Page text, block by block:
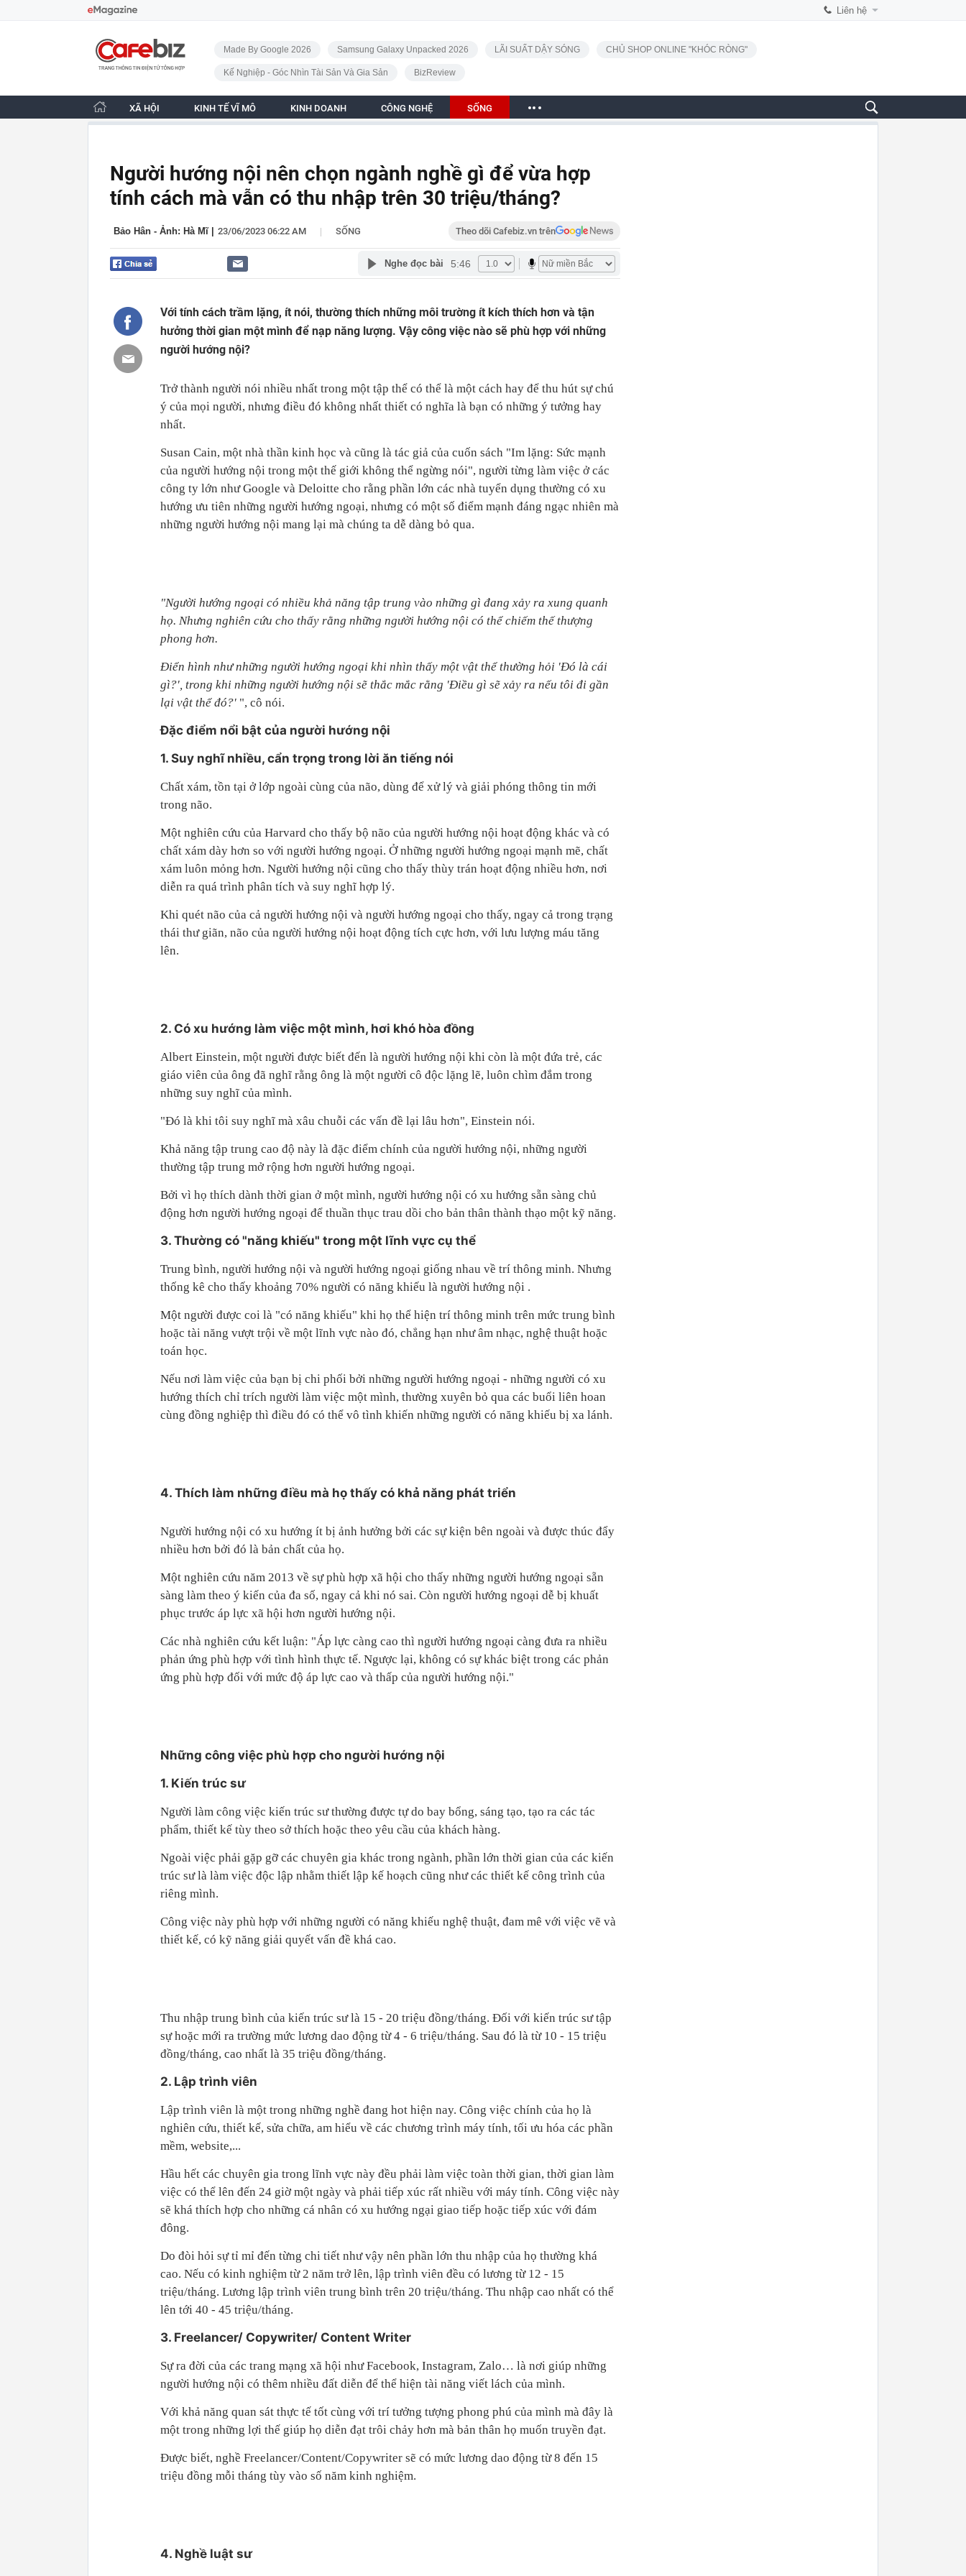
Liên hệ
CafeBiz - Trang chủ
Made By Google 2026 Samsung Galaxy Unpacked 2026 LÃI SUẤT DẬY SÓNG CHỦ SHOP ONLINE "KHÓC RÒNG"
Kế Nghiệp - Góc Nhìn Tài Sản Và Gia Sản BizReview
XÃ HỘI KINH TẾ VĨ MÔ KINH DOANH CÔNG NGHỆ SỐNG
Người hướng nội nên chọn ngành nghề gì để vừa hợp
tính cách mà vẫn có thu nhập trên 30 triệu/tháng?
Bảo Hân - Ảnh: Hà Mĩ| 23/06/2023 06:22 AM | SỐNG Theo dõi Cafebiz.vn trên
Nghe đọc bài 5:46
Với tính cách trầm lặng, ít nói, thường thích những môi trường ít kích thích hơn và tận
hưởng thời gian một mình để nạp năng lượng. Vậy công việc nào sẽ phù hợp với những
người hướng nội?
Trở thành người nói nhiều nhất trong một tập thể có thể là một cách hay để thu hút sự chú
ý của mọi người, nhưng điều đó không nhất thiết có nghĩa là bạn có những ý tưởng hay
nhất.
Susan Cain, một nhà thần kinh học và cũng là tác giả của cuốn sách "Im lặng: Sức mạnh
của người hướng nội trong một thế giới không thể ngừng nói", người từng làm việc ở các
công ty lớn như Google và Deloitte cho rằng phần lớn các nhà tuyển dụng thường có xu
hướng ưu tiên những người hướng ngoại, nhưng có một số điểm mạnh đáng ngạc nhiên mà
những người hướng nội mang lại mà chúng ta dễ dàng bỏ qua.
"Người hướng ngoại có nhiều khả năng tập trung vào những gì đang xảy ra xung quanh
họ. Nhưng nghiên cứu cho thấy rằng những người hướng nội có thể chiếm thế thượng
phong hơn.
Điển hình như những người hướng ngoại khi nhìn thấy một vật thể thường hỏi 'Đó là cái
gì?', trong khi những người hướng nội sẽ thắc mắc rằng 'Điều gì sẽ xảy ra nếu tôi đi gần
lại vật thể đó?' ", cô nói.
Đặc điểm nổi bật của người hướng nội
1. Suy nghĩ nhiều, cẩn trọng trong lời ăn tiếng nói
Chất xám, tồn tại ở lớp ngoài cùng của não, dùng để xử lý và giải phóng thông tin mới
trong não.
Một nghiên cứu của Harvard cho thấy bộ não của người hướng nội hoạt động khác và có
chất xám dày hơn so với người hướng ngoại. Ở những người hướng ngoại mạnh mẽ, chất
xám luôn mỏng hơn. Người hướng nội cũng cho thấy thùy trán hoạt động nhiều hơn, nơi
diễn ra quá trình phân tích và suy nghĩ hợp lý.
Khi quét não của cả người hướng nội và người hướng ngoại cho thấy, ngay cả trong trạng
thái thư giãn, não của người hướng nội hoạt động tích cực hơn, với lưu lượng máu tăng
lên.
2. Có xu hướng làm việc một mình, hơi khó hòa đồng
Albert Einstein, một người được biết đến là người hướng nội khi còn là một đứa trẻ, các
giáo viên của ông đã nghĩ rằng ông là một người cô độc lặng lẽ, luôn chìm đắm trong
những suy nghĩ của mình.
"Đó là khi tôi suy nghĩ mà xâu chuỗi các vấn đề lại lâu hơn", Einstein nói.
Khả năng tập trung cao độ này là đặc điểm chính của người hướng nội, những người
thường tập trung mở rộng hơn người hướng ngoại.
Bởi vì họ thích dành thời gian ở một mình, người hướng nội có xu hướng sẵn sàng chủ
động hơn người hướng ngoại để thuần thục trau dồi cho bản thân thành thạo một kỹ năng.
3. Thường có "năng khiếu" trong một lĩnh vực cụ thể
Trung bình, người hướng nội và người hướng ngoại giống nhau về trí thông minh. Nhưng
thống kê cho thấy khoảng 70% người có năng khiếu là người hướng nội .
Một người được coi là "có năng khiếu" khi họ thể hiện trí thông minh trên mức trung bình
hoặc tài năng vượt trội về một lĩnh vực nào đó, chẳng hạn như âm nhạc, nghệ thuật hoặc
toán học.
Nếu nơi làm việc của bạn bị chi phối bởi những người hướng ngoại - những người có xu
hướng thích chỉ trích người làm việc một mình, thường xuyên bỏ qua các buổi liên hoan
cùng đồng nghiệp thì điều đó có thể vô tình khiến những người có năng khiếu bị xa lánh.
4. Thích làm những điều mà họ thấy có khả năng phát triển
Người hướng nội có xu hướng ít bị ảnh hưởng bởi các sự kiện bên ngoài và được thúc đẩy
nhiều hơn bởi đó là bản chất của họ.
Một nghiên cứu năm 2013 về sự phù hợp xã hội cho thấy những người hướng ngoại sẵn
sàng làm theo ý kiến ​​của đa số, ngay cả khi nó sai. Còn người hướng ngoại dễ bị khuất
phục trước áp lực xã hội hơn người hướng nội.
Các nhà nghiên cứu kết luận: "Áp lực càng cao thì người hướng ngoại càng đưa ra nhiều
phản ứng phù hợp với tình hình thực tế. Ngược lại, không có sự khác biệt trong các phản
ứng phù hợp đối với mức độ áp lực cao và thấp của người hướng nội."
Những công việc phù hợp cho người hướng nội
1. Kiến trúc sư
Người làm công việc kiến trúc sư thường được tự do bay bổng, sáng tạo, tạo ra các tác
phẩm, thiết kế tùy theo sở thích hoặc theo yêu cầu của khách hàng.
Ngoài việc phải gặp gỡ các chuyên gia khác trong ngành, phần lớn thời gian của các kiến
trúc sư là làm việc độc lập nhằm thiết lập kế hoạch cũng như các thiết kế công trình của
riêng mình.
Công việc này phù hợp với những người có năng khiếu nghệ thuật, đam mê với việc vẽ và
thiết kế, có kỹ năng giải quyết vấn đề khá cao.
Thu nhập trung bình của kiến trúc sư là 15 - 20 triệu đồng/tháng. Đối với kiến trúc sư tập
sự hoặc mới ra trường mức lương dao động từ 4 - 6 triệu/tháng. Sau đó là từ 10 - 15 triệu
đồng/tháng, cao nhất là 35 triệu đồng/tháng.
2. Lập trình viên
Lập trình viên là một trong những nghề đang hot hiện nay. Công việc chính của họ là
nghiên cứu, thiết kế, sửa chữa, am hiểu về các chương trình máy tính, tối ưu hóa các phần
mềm, website,...
Hầu hết các chuyên gia trong lĩnh vực này đều phải làm việc toàn thời gian, thời gian làm
việc có thể lên đến 24 giờ một ngày và phải tiếp xúc rất nhiều với máy tính. Công việc này
sẽ khá thích hợp cho những cá nhân có xu hướng ngại giao tiếp hoặc tiếp xúc với đám
đông.
Do đòi hỏi sự tỉ mỉ đến từng chi tiết như vậy nên phần lớn thu nhập của họ thường khá
cao. Nếu có kinh nghiệm từ 2 năm trở lên, lập trình viên đều có lương từ 12 - 15
triệu/tháng. Lương lập trình viên trung bình trên 20 triệu/tháng. Thu nhập cao nhất có thể
lên tới 40 - 45 triệu/tháng.
3. Freelancer/ Copywriter/ Content Writer
Sự ra đời của các trang mạng xã hội như Facebook, Instagram, Zalo… là nơi giúp những
người hướng nội có thêm nhiều đất diễn để thể hiện tài năng viết lách của mình.
Với khả năng quan sát thực tế tốt cùng với trí tưởng tượng phong phú của mình mà đây là
một trong những lợi thế giúp họ diễn đạt trôi chảy hơn mà bản thân họ muốn truyền đạt.
Được biết, nghề Freelancer/Content/Copywriter sẽ có mức lương dao động từ 8 đến 15
triệu đồng mỗi tháng tùy vào số năm kinh nghiệm.
4. Nghề luật sư